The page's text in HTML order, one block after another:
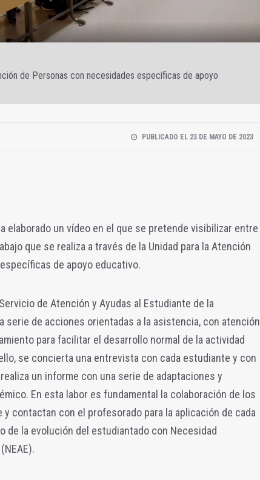
de Personas con necesidades específicas de apoyo
PUBLICADO EL 23 DE MAYO DE 2023
elaborado un vídeo en el que se pretende visibilizar entre
que se realiza a través de la Unidad para la Atención
de apoyo educativo.
de Atención y Ayudas al Estudiante de la
serie de acciones orientadas a la asistencia, con atención
para facilitar el desarrollo normal de la actividad
se concierta una entrevista con cada estudiante y con
un informe con una serie de adaptaciones y
En esta labor es fundamental la colaboración de los
contactan con el profesorado para la aplicación de cada
de la evolución del estudiantado con Necesidad